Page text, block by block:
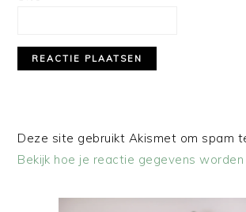
Deze site gebruikt Akismet om spam
Bekijk hoe je reactie gegevens